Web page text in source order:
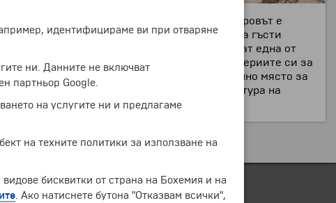
природна красота и оживена култура. Островът е
и други водни активности. Носи Бе е дом на гъсти
си за ванилия, които произвеждат една от
отглеждане. Носи Бе е известен и с дестилериите си за
местни жители превръщат острова в идеално място за
които искат да опознаят богатата култура на
идентифицираме ви при отваряне
ни. Данните не включват
партньор Google.
на услугите ни и предлагаме
на техните политики за използване на
бисквитки от страна на Бохемия и на
. Ако натиснете бутона "Отказвам всички",